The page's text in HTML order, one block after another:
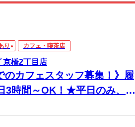
り カフェ・喫茶店
京橋2丁目店
のカフェスタッフ募集！》履
3時間～OK！★平日のみ、土